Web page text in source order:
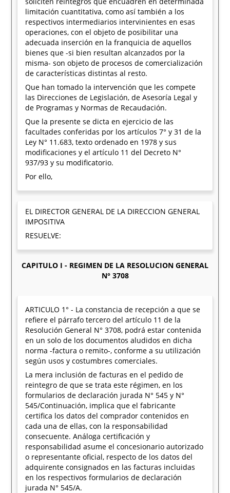
limitación cuantitativa, como así también a los
respectivos intermediarios intervinientes en esas
operaciones, con el objeto de posibilitar una
adecuada inserción en la franquicia de aquellos
bienes que -si bien resultan alcanzados por la
misma- son objeto de procesos de comercialización
de características distintas al resto.
Que han tomado la intervención que les compete
las Direcciones de Legislación, de Asesoría Legal y
de Programas y Normas de Recaudación.
Que la presente se dicta en ejercicio de las
facultades conferidas por los artículos 7° y 31 de la
Ley N° 11.683, texto ordenado en 1978 y sus
modificaciones y el artículo 11 del Decreto N°
937/93 y su modificatorio.
Por ello,
EL DIRECTOR GENERAL DE LA DIRECCION GENERAL
IMPOSITIVA
RESUELVE:
CAPITULO I - REGIMEN DE LA RESOLUCION GENERAL
N° 3708
ARTICULO 1° - La constancia de recepción a que se
refiere el párrafo tercero del artículo 11 de la
Resolución General N° 3708, podrá estar contenida
en un solo de los documentos aludidos en dicha
norma -factura o remito-, conforme a su utilización
según usos y costumbres comerciales.
La mera inclusión de facturas en el pedido de
reintegro de que se trata este régimen, en los
formularios de declaración jurada N° 545 y N°
545/Continuación, implica que el fabricante
certifica los datos del comprador contenidos en
cada una de ellas, con la responsabilidad
consecuente. Análoga certificación y
responsabilidad asume el concesionario autorizado
o representante oficial, respecto de los datos del
adquirente consignados en las facturas incluidas
en los respectivos formularios de declaración
jurada N° 545/A.